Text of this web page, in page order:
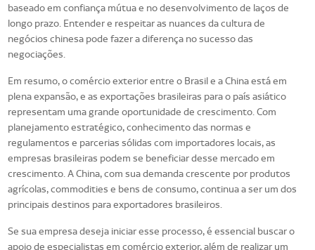
baseado em confiança mútua e no desenvolvimento de laços de
longo prazo. Entender e respeitar as nuances da cultura de
negócios chinesa pode fazer a diferença no sucesso das
negociações.
Em resumo, o comércio exterior entre o Brasil e a China está em
plena expansão, e as exportações brasileiras para o país asiático
representam uma grande oportunidade de crescimento. Com
planejamento estratégico, conhecimento das normas e
regulamentos e parcerias sólidas com importadores locais, as
empresas brasileiras podem se beneficiar desse mercado em
crescimento. A China, com sua demanda crescente por produtos
agrícolas, commodities e bens de consumo, continua a ser um dos
principais destinos para exportadores brasileiros.
Se sua empresa deseja iniciar esse processo, é essencial buscar o
apoio de especialistas em comércio exterior, além de realizar um